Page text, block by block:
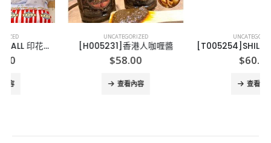
[H005231]香港人咖喱醬 [T005254]SHILLS 超清爽美白防曬冰鎮噴霧 SPF50+-2PCS